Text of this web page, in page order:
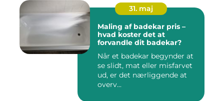
31. maj
Maling af badekar pris –
hvad koster det at
forvandle dit badekar?
Når et badekar begynder at
se slidt, mat eller misfarvet
ud, er det nærliggende at
overv...